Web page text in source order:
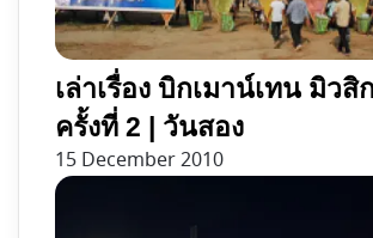
เล่าเรื่อง บิกเมาน์เทน มิวสิ
ครั้งที่ 2 | วันสอง
15 December 2010